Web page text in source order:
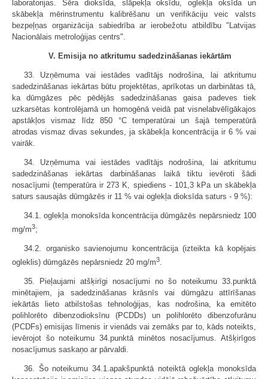
laboratorijas. Sēra dioksīda, slāpekļa oksīdu, oglekļa oksīda un
skābekļa mērinstrumentu kalibrēšanu un verifikāciju veic valsts
bezpeļņas organizācija sabiedrība ar ierobežotu atbildību "Latvijas
Nacionālais metroloģijas centrs".
V. Emisija no atkritumu sadedzināšanas iekārtām
33. Uzņēmuma vai iestādes vadītājs nodrošina, lai atkritumu
sadedzināšanas iekārtas būtu projektētas, aprīkotas un darbinātas tā,
ka dūmgāzes pēc pēdējās sadedzināšanas gaisa padeves tiek
uzkarsētas kontrolējamā un homogēnā veidā pat visnelabvēlīgākajos
apstākļos vismaz līdz 850 °C temperatūrai un šajā temperatūrā
atrodas vismaz divas sekundes, ja skābekļa koncentrācija ir 6 % vai
vairāk.
34. Uzņēmuma vai iestādes vadītājs nodrošina, lai atkritumu
sadedzināšanas iekārtas darbināšanas laikā tiktu ievēroti šādi
nosacījumi (temperatūra ir 273 K, spiediens - 101,3 kPa un skābekļa
saturs sausajās dūmgāzēs ir 11 % vai oglekļa dioksīda saturs - 9 %):
34.1. oglekļa monoksīda koncentrācija dūmgāzēs nepārsniedz 100
mg/m3;
34.2. organisko savienojumu koncentrācija (izteikta kā kopējais
ogleklis) dūmgāzēs nepārsniedz 20 mg/m3.
35. Pieļaujami atšķirīgi nosacījumi no šo noteikumu 33.punktā
minētajiem, ja sadedzināšanas krāsnīs vai dūmgāzu attīrīšanas
iekārtās lieto atbilstošas tehnoloģijas, kas nodrošina, ka emitēto
polihlorēto dibenzodioksīnu (PCDDs) un polihlorēto dibenzofurānu
(PCDFs) emisijas līmenis ir vienāds vai zemāks par to, kāds noteikts,
ievērojot šo noteikumu 34.punktā minētos nosacījumus. Atšķirīgos
nosacījumus saskaņo ar pārvaldi.
36. Šo noteikumu 34.1.apakšpunktā noteiktā oglekļa monoksīda